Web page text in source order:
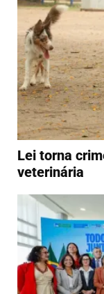
Lei torna
veterinária